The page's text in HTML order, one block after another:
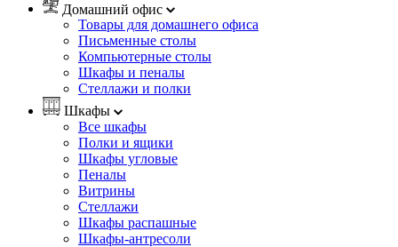
Домашний офис
Товары для домашнего офиса
Письменные столы
Компьютерные столы
Шкафы и пеналы
Стеллажи и полки
Шкафы
Все шкафы
Полки и ящики
Шкафы угловые
Пеналы
Витрины
Стеллажи
Шкафы распашные
Шкафы-антресоли